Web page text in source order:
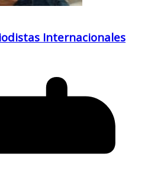
Internacionales